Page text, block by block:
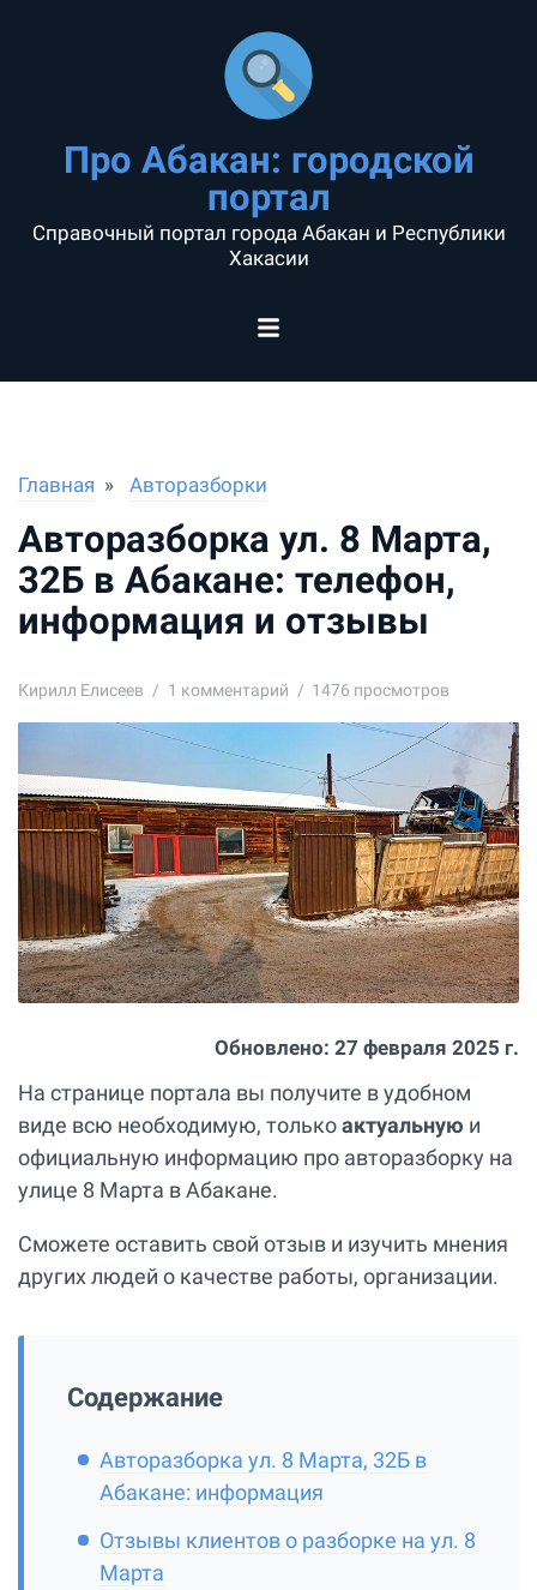
Про Абакан: городской
портал
Справочный портал города Абакан и Республики
Хакасии
Главная Авторазборки
Авторазборка ул. 8 Марта,
32Б в Абакане: телефон,
информация и отзывы
Кирилл Елисеев 1 комментарий 1476 просмотров
Обновлено: 27 февраля 2025 г.
На странице портала вы получите в удобном
виде всю необходимую, толькоактуальную и
официальную информацию про авторазборку на
улице 8 Марта в Абакане.
Сможете оставить свой отзыв и изучить мнения
других людей о качестве работы, организации.
Содержание
Авторазборка ул. 8 Марта, 32Б в
Абакане: информация
Отзывы клиентов о разборке на ул. 8
Марта